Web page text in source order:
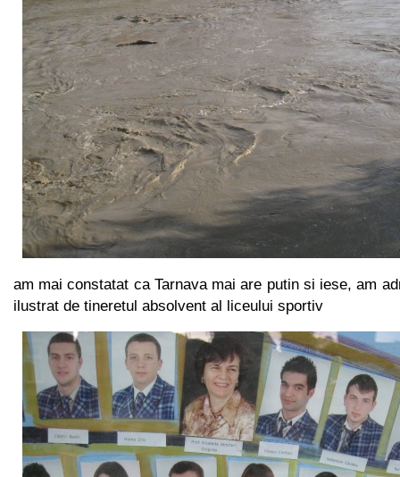
am mai constatat ca Tarnava mai are putin si iese, am
ilustrat de tineretul absolvent al liceului sportiv